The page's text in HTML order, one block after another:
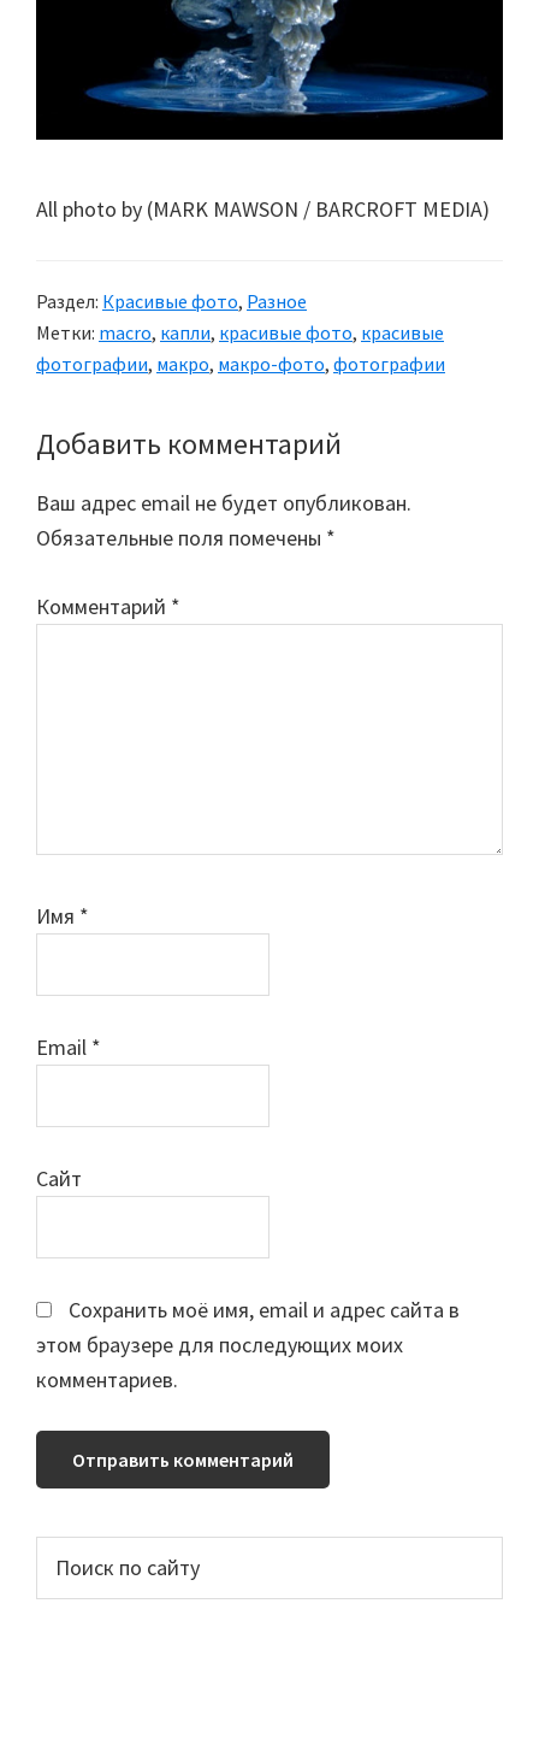
All photo by (MARK MAWSON / BARCROFT MEDIA)
Раздел: Красивые фото, Разное
Метки: macro, капли, красивые фото, красивые
фотографии, макро, макро-фото, фотографии
Reader
Interactions
Добавить комментарий
Ваш адрес email не будет опубликован.
Обязательные поля помечены *
Комментарий *
Имя *
Email *
Сайт
Сохранить моё имя, email и адрес сайта в
этом браузере для последующих моих
комментариев.
Основной
сайдбар